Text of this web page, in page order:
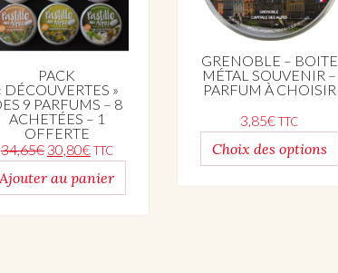
PACK
DÉCOUVERTES »
9 PARFUMS – 8
ACHETÉES – 1
OFFERTE
34,65€ Le prix initial était : 34,65€.
30,80€Le prix actuel est : 30,80€.
TTC
Ajouter au panier
GRENOBLE – BOITE
MÉTAL SOUVENIR –
PARFUM À CHOISIR
3,85€ TTC
Choix des options